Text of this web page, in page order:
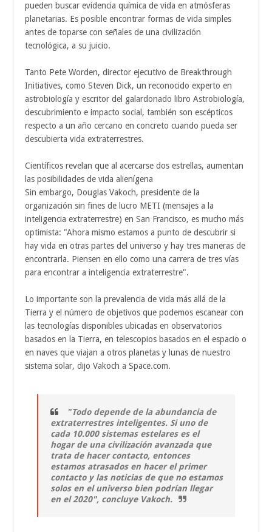
pueden buscar evidencia química de vida en atmósferas
planetarias. Es posible encontrar formas de vida simples
antes de toparse con señales de una civilización
tecnológica, a su juicio.
Tanto Pete Worden, director ejecutivo de Breakthrough
Initiatives, como Steven Dick, un reconocido experto en
astrobiología y escritor del galardonado libro Astrobiología,
descubrimiento e impacto social, también son escépticos
respecto a un año cercano en concreto cuando pueda ser
descubierta vida extraterrestres.
Científicos revelan que al acercarse dos estrellas, aumentan
las posibilidades de vida alienígena
Sin embargo, Douglas Vakoch, presidente de la
organización sin fines de lucro METI (mensajes a la
inteligencia extraterrestre) en San Francisco, es mucho más
optimista: "Ahora mismo estamos a punto de descubrir si
hay vida en otras partes del universo y hay tres maneras de
encontrarla. Piensen en ello como una carrera de tres vías
para encontrar a inteligencia extraterrestre".
Lo importante son la prevalencia de vida más allá de la
Tierra y el número de objetivos que podemos escanear con
las tecnologías disponibles ubicadas en observatorios
basados en la Tierra, en telescopios basados en el espacio o
en naves que viajan a otros planetas y lunas de nuestro
sistema solar, dijo Vakoch a Space.com.
"Todo depende de la abundancia de
extraterrestres inteligentes. Si uno de
cada 10.000 sistemas estelares es el
hogar de una civilización avanzada que
trata de hacer contacto, entonces
estamos atrasados en hacer el primer
contacto y las noticias de que no estamos
solos en el universo bien podrían llegar
en el 2020", concluye Vakoch.